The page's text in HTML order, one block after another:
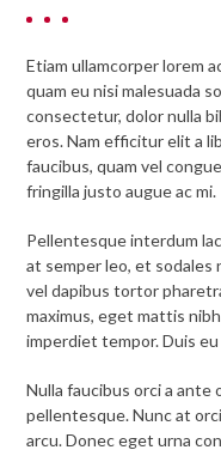
Etiam ullamcorper lorem
quam eu nisi malesuada
consectetur, dolor nulla
eros. Nam efficitur elit a
faucibus, quam vel
fringilla justo augue ac mi.
Pellentesque interdum
at semper leo, et sodales
vel dapibus tortor
maximus, eget mattis
imperdiet tempor. Duis
Nulla faucibus orci a ante
pellentesque. Nunc at
arcu. Donec eget urna